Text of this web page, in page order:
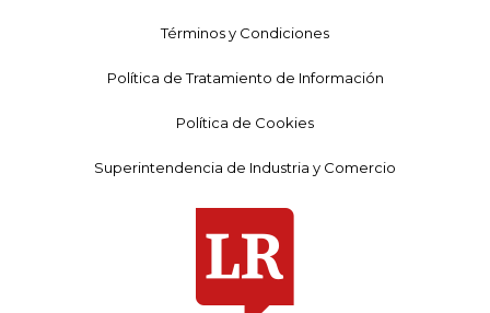
Términos y Condiciones
Política de Tratamiento de Información
Política de Cookies
Superintendencia de Industria y Comercio